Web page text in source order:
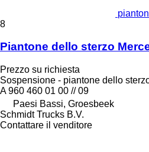
8
Piantone dello sterzo
Prezzo su richiesta
Sospensione - piantone dello
A 960 460 01 00 // 09
Paesi Bassi, Groesbeek
Schmidt Trucks B.V.
Contattare il venditore